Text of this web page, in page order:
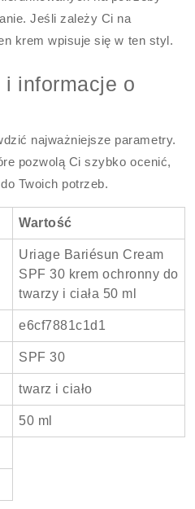
Jeśli zależy Ci na
krem wpisuje się w ten styl.
i informacje o
najważniejsze parametry.
pozwolą Ci szybko ocenić,
Twoich potrzeb.
Wartość
Uriage Bariésun Cream
SPF 30 krem ochronny do
twarzy i ciała 50 ml
e6cf7881c1d1
SPF 30
twarz i ciało
50 ml